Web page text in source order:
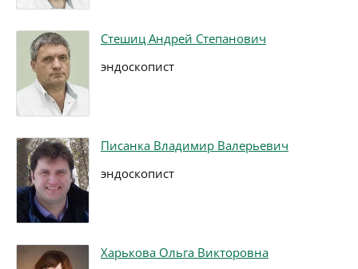
Стешиц Андрей Степанович
эндоскопист
Писанка Владимир Валерьевич
эндоскопист
Харькова Ольга Викторовна